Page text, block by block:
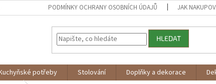
PODMÍNKY OCHRANY OSOBNÍCH ÚDAJŮ JAK
HLEDAT
potřeby Stolování Doplňky a dekorace